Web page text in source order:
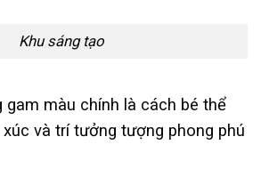
Khu sáng tạo
gam màu chính là cách bé thể
và trí tưởng tượng phong phú